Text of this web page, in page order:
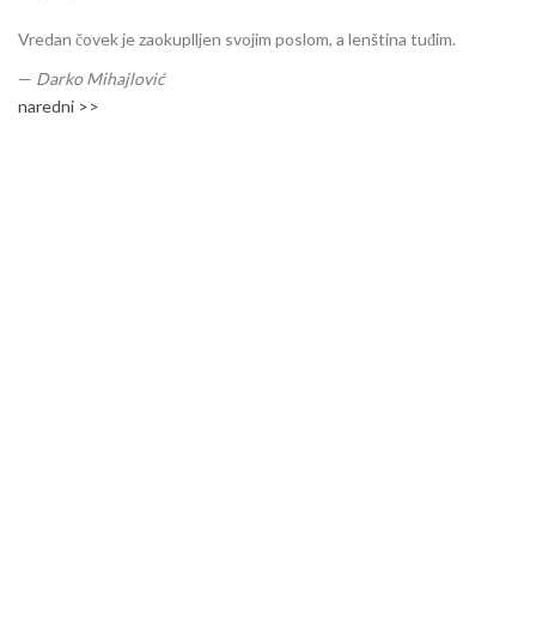
Vredan čovek je zaokuplljen svojim poslom, a lenština tuđim.
— Darko Mihajlović
naredni >>